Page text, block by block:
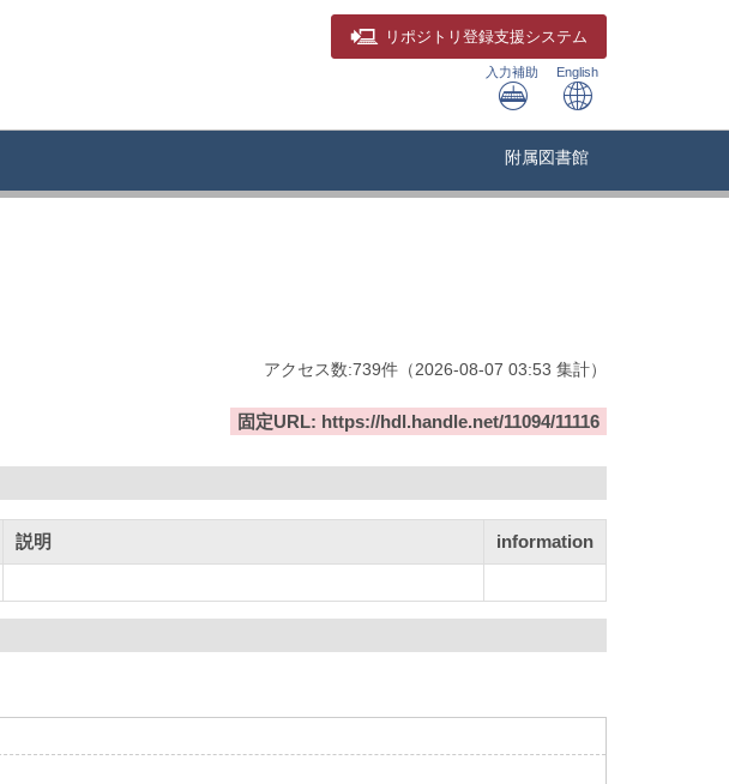
リポジトリ 登録支援システム
入力補助 English
附属図書館
アクセス数:739件 （2026-08-07 03:53 集計）
固定URL: https://hdl.handle.net/11094/11116
説明 information